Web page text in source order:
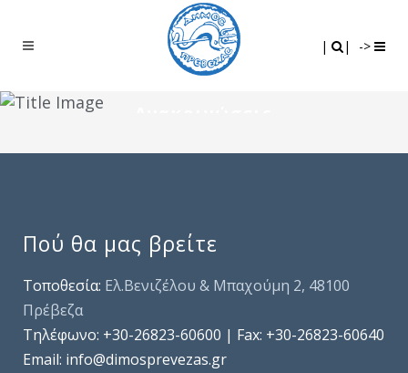
| | ->
Πού θα μας βρείτε
Τοποθεσία: Ελ.Βενιζέλου & Μπαχούμη 2, 48100
Πρέβεζα
Τηλέφωνo: +30-26823-60600 | Fax: +30-26823-60640
Email: info@dimosprevezas.gr